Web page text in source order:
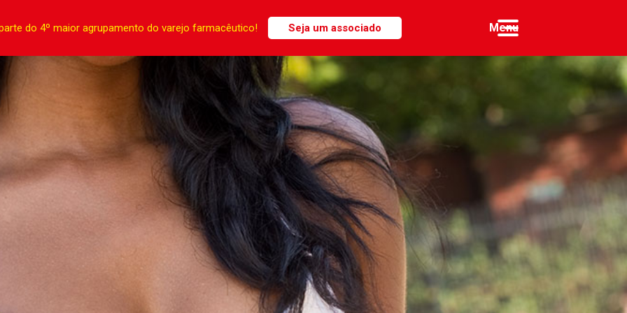
do 4º maior agrupamento do varejo farmacêutico! Seja um associado